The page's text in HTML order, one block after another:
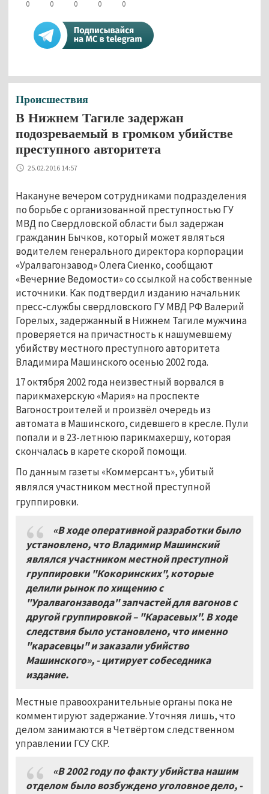
0 0 0 0 0
Происшествия
В Нижнем Тагиле задержан
подозреваемый в громком убийстве
преступного авторитета
25.02.2016 14:57
Накануне вечером сотрудниками подразделения
по борьбе с организованной преступностью ГУ
МВД по Свердловской области был задержан
гражданин Бычков, который может являться
водителем генерального директора корпорации
«Уралвагонзавод» Олега Сиенко, сообщают
«Вечерние Ведомости» со ссылкой на собственные
источники. Как подтвердил изданию начальник
пресс-службы свердловского ГУ МВД РФ Валерий
Горелых, задержанный в Нижнем Тагиле мужчина
проверяется на причастность к нашумевшему
убийству местного преступного авторитета
Владимира Машинского осенью 2002 года.
17 октября 2002 года неизвестный ворвался в
парикмахерскую «Мария» на проспекте
Вагоностроителей и произвёл очередь из
автомата в Машинского, сидевшего в кресле. Пули
попали и в 23-летнюю парикмахершу, которая
скончалась в карете скорой помощи.
По данным газеты «Коммерсантъ», убитый
являлся участником местной преступной
группировки.
«В ходе оперативной разработки было
установлено, что Владимир Машинский
являлся участником местной преступной
группировки "Кокоринских", которые
делили рынок по хищению с
"Уралвагонзавода" запчастей для вагонов с
другой группировкой – "Карасевых". В ходе
следствия было установлено, что именно
"карасевцы" и заказали убийство
Машинского», - цитирует собеседника
издание.
Местные правоохранительные органы пока не
комментируют задержание. Уточняя лишь, что
делом занимаются в Четвёртом следственном
управлении ГСУ СКР.
«В 2002 году по факту убийства нашим
отделом было возбуждено уголовное дело, -